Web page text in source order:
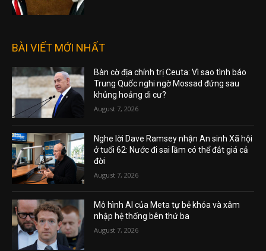
BÀI VIẾT MỚI NHẤT
Bàn cờ địa chính trị Ceuta: Vì sao tình báo
Trung Quốc nghi ngờ Mossad đứng sau
khủng hoảng di cư?
August 7, 2026
Nghe lời Dave Ramsey nhận An sinh Xã hội
ở tuổi 62: Nước đi sai lầm có thể đắt giá cả
đời
August 7, 2026
Mô hình AI của Meta tự bẻ khóa và xâm
nhập hệ thống bên thứ ba
August 7, 2026